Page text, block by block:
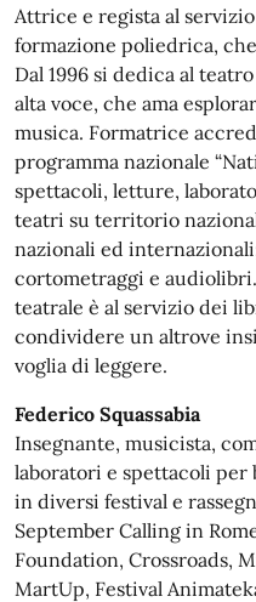
Attrice e regista al
formazione poliedrica,
Dal 1996 si dedica al
alta voce, che ama
musica. Formatrice
programma nazionale
spettacoli, letture,
teatri su territorio
nazionali ed
cortometraggi e
teatrale è al servizio dei
condividere un altrove
voglia di leggere.
Federico Squassabia
Insegnante, musicista,
laboratori e spettacoli per
in diversi festival e
September Calling in
Foundation, Crossroads,
MartUp, Festival